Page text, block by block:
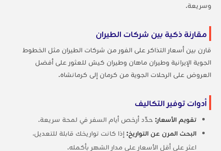
وسريعة.
مقارنة ذكية بين شركات الطيران
قارن بين أسعار التذاكر على الفور من شركات الطيران مثل الخطوط
الجوية الإيرانية وطيران ماهان وطيران كيش للعثور على أفضل
العروض على الرحلات الجوية من كرمان إلى كرمانشاه.
أدوات توفير التكاليف
تقويم الأسعار:حدِّد أرخص أيام السفر في لمحة سريعة.
البحث المرن عن التواريخ:إذا كانت تواريخك قابلة للتعديل،
اعثر على أقل الأسعار على مدار الشهر بأكمله.